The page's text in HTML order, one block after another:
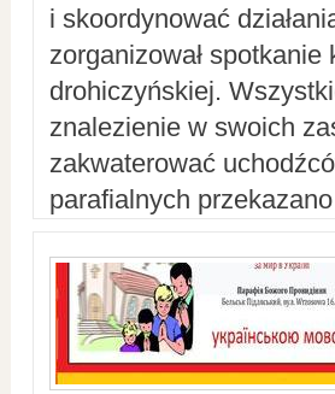
i skoordynować
zorganizował
drohiczyńskiej.
znalezienie w swoich
zakwaterować
parafialnych